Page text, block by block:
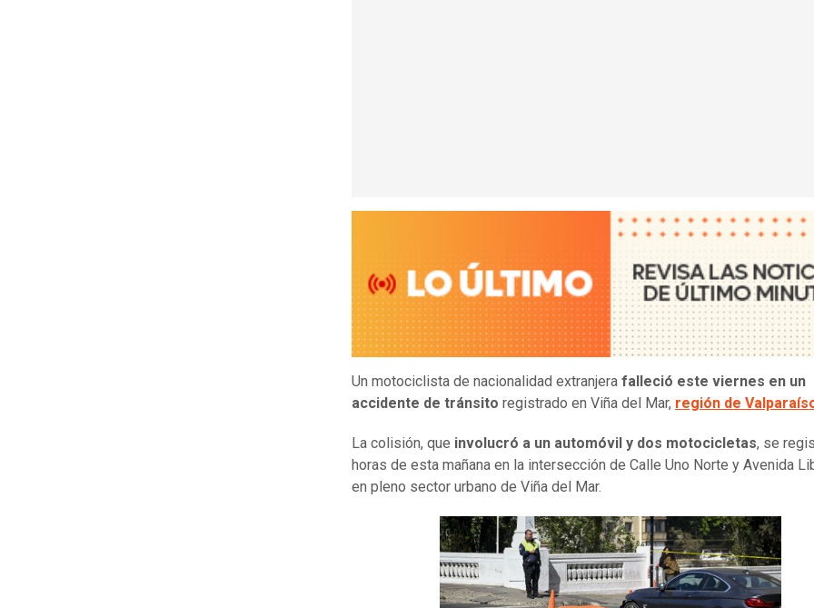
Un motociclista de nacionalidad extranjera falleció este viernes en un
accidente de tránsito registrado en Viña del Mar, región de
La colisión, que involucró a un automóvil y dos motocicletas, se
horas de esta mañana en la intersección de Calle Uno Norte y Avenida
en pleno sector urbano de Viña del Mar.